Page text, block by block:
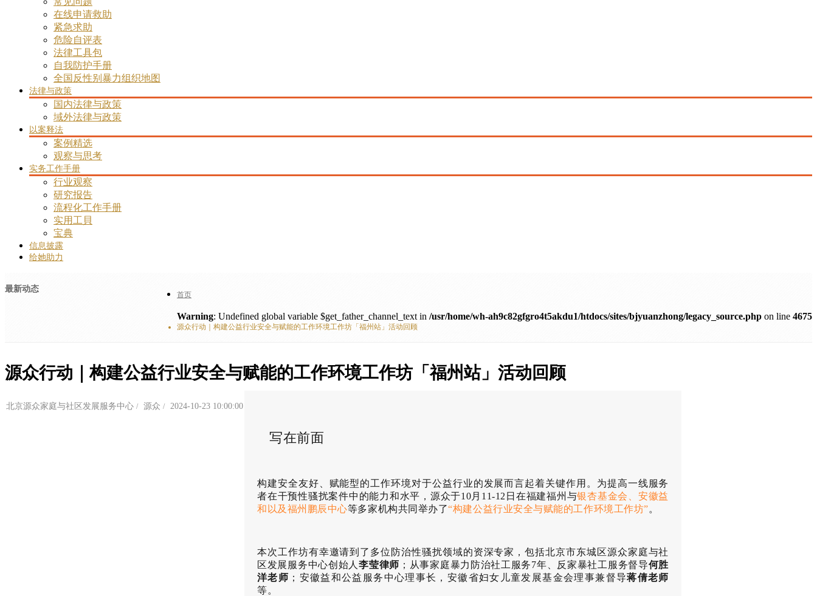
在线申请救助
紧急求助
危险自评表
法律工具包
自我防护手册
全国反性别暴力组织地图
法律与政策
国内法律与政策
域外法律与政策
以案释法
案例精选
观察与思考
实务工作手册
行业观察
研究报告
流程化工作手册
实用工貝
宝典
信息披露
给她助力
最新动态
首页
Warning: Undefined global variable $get_father_channel_text in /usr/home/wh-ah9c82gfgro4t5akdu1/htdocs/sites/bjyuanzhong/legacy_source.php on line 4675
源众行动｜构建公益行业安全与赋能的工作环境工作坊「福州站」活动回顾
源众行动｜构建公益行业安全与赋能的工作环境工作坊「福州站」活动回顾
北京源众家庭与社区发展服务中心 源众 2024-10-23 10:00:00
写在前面
构建安全友好、赋能型的工作环境对于公益行业的发展而言起着关键作用。为提高一线服务
者在干预性骚扰案件中的能力和水平，源众于10月11-12日在福建福州与银杏基金会、安徽益
和以及福州鹏辰中心等多家机构共同举办了“构建公益行业安全与赋能的工作环境工作坊”。
本次工作坊有幸邀请到了多位防治性骚扰领域的资深专家，包括北京市东城区源众家庭与社
区发展服务中心创始人李莹律师 ；从事家庭暴力防治社工服务7年、反家暴社工服务督导何胜
洋老师 ；安徽益和公益服务中心理事长，安徽省妇女儿童发展基金会理事兼督导蒋倩老师
等。